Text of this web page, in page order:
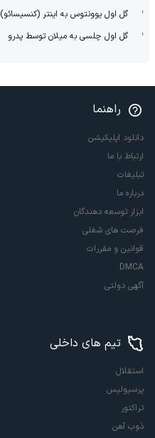
گل اول یوونتوس به اینتر (کنسیسائو)
گل اول چلسی به میلان توسط پدرو
راهنما
دانلود اپلیکیشن
ارتباط با ما
تبلیغات
درباره ما
ابزار توسعه دهندگان
فرصت های شغلی
قوانین و مقررات
DMCA
آگهی دولتی
تیم های داخلی
استقلال
پرسپولیس
تراکتور
ذوب آهن